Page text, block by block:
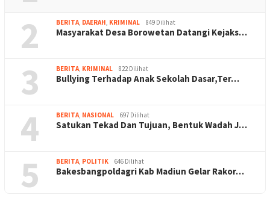
2 BERITA, DAERAH, KRIMINAL 849 Dilihat
Masyarakat Desa Borowetan Datangi Kejaks…
3 BERITA, KRIMINAL 822 Dilihat
Bullying Terhadap Anak Sekolah Dasar,Ter…
4 BERITA, NASIONAL 697 Dilihat
Satukan Tekad Dan Tujuan, Bentuk Wadah J…
5 BERITA, POLITIK 646 Dilihat
Bakesbangpoldagri Kab Madiun Gelar Rakor…